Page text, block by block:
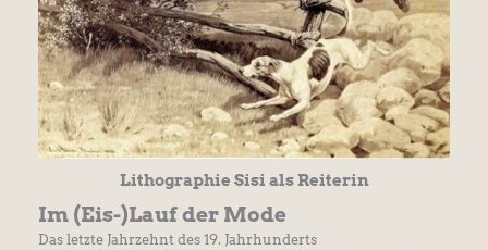
Lithographie Sisi als Reiterin
Im (Eis-)Lauf der Mode
Das letzte Jahrzehnt des 19. Jahrhunderts